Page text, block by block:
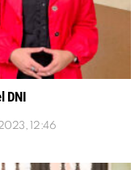
DNI
12:46